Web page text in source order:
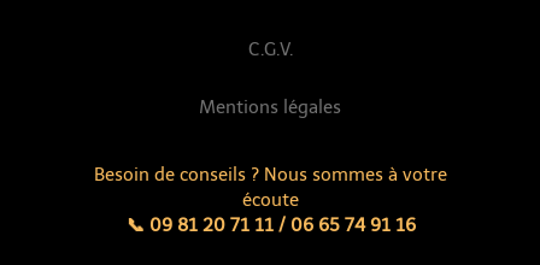
Besoin de conseils ? Nous sommes à votre
écoute
📞 09 81 20 71 11 / 06 65 74 91 16
Mentions légales
C.G.V.